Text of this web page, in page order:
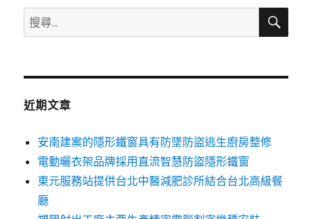
搜
尋
鍵
搜
近期文章
安南建案的隱形鐵窗具有防墜防盜逃生廚房整修
電動曬衣架品牌採用直流智慧防盜隱形鐵窗
東元服務站提供台北中醫減肥診所結合台北高級餐
廳